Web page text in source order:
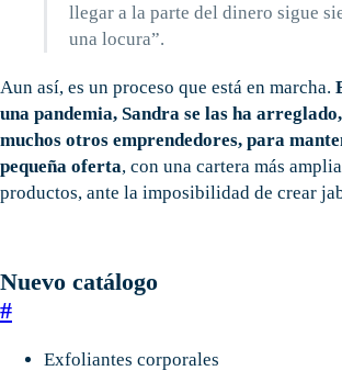
llegar a la parte del dinero sigue
una locura”.
Aun así, es un proceso que está en marcha.
una pandemia, Sandra se las ha
muchos otros emprendedores, para
pequeña oferta, con una cartera más
productos, ante la imposibilidad de crear
Nuevo catálogo
#
Exfoliantes corporales